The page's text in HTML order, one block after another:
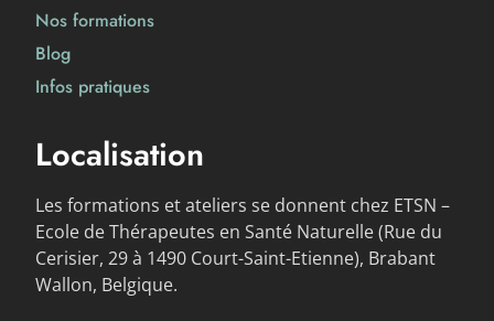
Nos formations
Blog
Infos pratiques
Localisation
Les formations et ateliers se donnent chez ETSN –
Ecole de Thérapeutes en Santé Naturelle (Rue du
Cerisier, 29 à 1490 Court-Saint-Etienne), Brabant
Wallon, Belgique.